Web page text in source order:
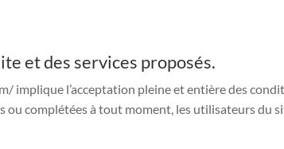
et des services proposés.
implique l’acceptation pleine et entière des
ou complétées à tout moment, les utilisateurs